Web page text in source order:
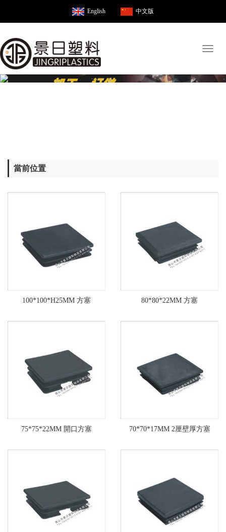
English 中文版
當前位置
100*100*H25MM 方塞 80*80*22MM 方塞
75*75*22MM 開口方塞 70*70*17MM 2厘壁厚方塞